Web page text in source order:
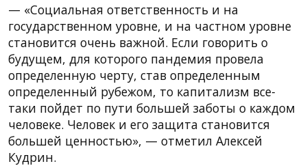
— «Социальная ответственность и на
государственном уровне, и на частном уровне
становится очень важной. Если говорить о
будущем, для которого пандемия провела
определенную черту, став определенным
определенный рубежом, то капитализм все-
таки пойдет по пути большей заботы о каждом
человеке. Человек и его защита становится
большей ценностью», — отметил Алексей
Кудрин.